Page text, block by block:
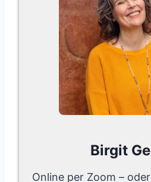
Birgit
Online per Zoom –